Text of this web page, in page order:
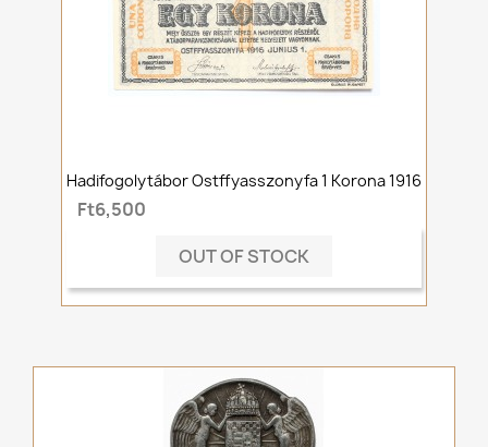
Hadifogolytábor Ostffyasszonyfa 1 Korona 1916
Ft6,500
OUT OF STOCK